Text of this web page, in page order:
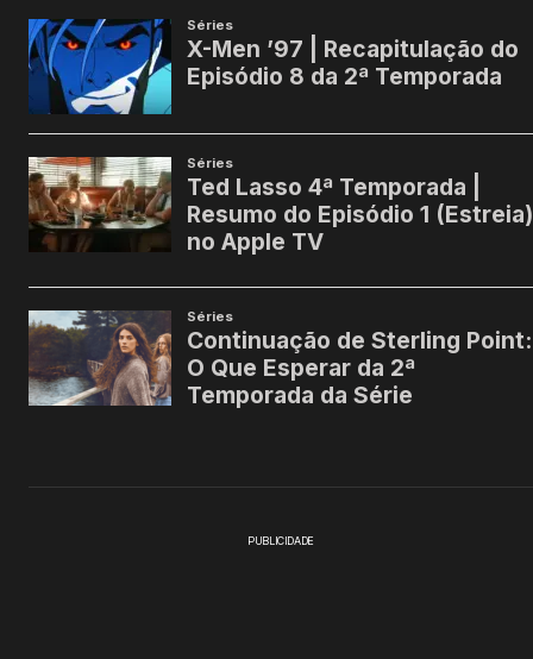
PUBLICIDADE